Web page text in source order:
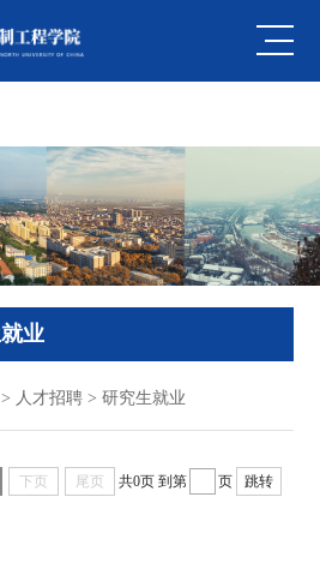
城(集团·股份)有限公司-
业
人才招聘> 研究生就业
下页 尾页 共0页 到第 页 跳转